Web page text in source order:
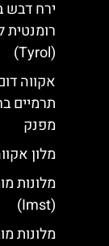
ירח דבש
רומנטית
(Tyrol)
תרמיים
מפנק
מלון
מלונות
(Imst)